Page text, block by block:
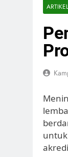
ARTIKEL